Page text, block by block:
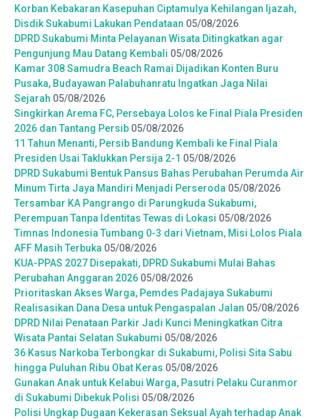
Korban Kebakaran Kasepuhan Ciptamulya Kehilangan Ijazah,
Disdik Sukabumi Lakukan Pendataan 05/08/2026
DPRD Sukabumi Minta Pelayanan Wisata Ditingkatkan agar
Pengunjung Mau Datang Kembali 05/08/2026
Kamar 308 Samudra Beach Ramai Dijadikan Konten Buru
Pusaka, Budayawan Palabuhanratu Ingatkan Jaga Nilai
Sejarah 05/08/2026
Singkirkan Arema FC, Persebaya Lolos ke Final Piala Presiden
2026 dan Tantang Persib 05/08/2026
11 Tahun Menanti, Persib Bandung Kembali ke Final Piala
Presiden Usai Taklukkan Persija 2-1 05/08/2026
DPRD Sukabumi Bentuk Pansus Bahas Perubahan Perumda Air
Minum Tirta Jaya Mandiri Menjadi Perseroda 05/08/2026
Tersambar KA Pangrango di Parungkuda Sukabumi,
Perempuan Tanpa Identitas Tewas di Lokasi 05/08/2026
Timnas Indonesia Tumbang 0-3 dari Vietnam, Misi Lolos Piala
AFF Masih Terbuka 05/08/2026
KUA-PPAS 2027 Disepakati, DPRD Sukabumi Mulai Bahas
Perubahan Anggaran 2026 05/08/2026
Prioritaskan Akses Warga, Pemdes Padajaya Sukabumi
Realisasikan Dana Desa untuk Pengaspalan Jalan 05/08/2026
DPRD Nilai Penataan Parkir Jadi Kunci Meningkatkan Citra
Wisata Pantai Selatan Sukabumi 05/08/2026
36 Kasus Narkoba Terbongkar di Sukabumi, Polisi Sita Sabu
hingga Puluhan Ribu Obat Keras 05/08/2026
Gunakan Anak untuk Kelabui Warga, Pasutri Pelaku Curanmor
di Sukabumi Dibekuk Polisi 05/08/2026
Polisi Ungkap Dugaan Kekerasan Seksual Ayah terhadap Anak